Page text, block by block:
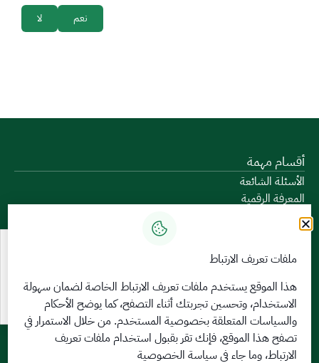
لا نعم
أقسام مهمة
الأسئلة الشائعة
المعرفة الرقمية
دليل الخدمات
المشاركة الإلكترونية
البيانات المفتوحة
السياسات واللوائح
تواصل معنا
الخدمات الإلكترونية
بوابة الدخول الموحد
بوابة الزوار
ملفات تعريف الارتباط
هذا الموقع يستخدم ملفات تعريف الارتباط الخاصة لضمان سهولة
الاستخدام، وتحسين تجربتك أثناء التصفح، كما يوضح الأحكام
والسياسات المتعلقةبخصوصية المستخدم. من خلال الاستمرار في
تصفح هذا الموقع، فإنك تقر بقبول استخدام ملفات تعريف
الارتباط، وما جاء في سياسة الخصوصية